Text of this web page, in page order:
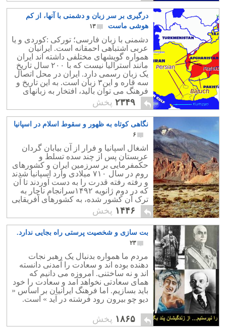
درگیری بر سر زبان و دشمنی با آنها، از کم
هوشی ماست
۱۳
دشمنی با زبان فارسی؛ تورکی :کوردی و یا
عربی اشتباهی احمقانه است. ایرانیان
همواره گویشهای مختلفی داشته اند ایران
مانند استرالیا نیست که با ۲۰۰ سال تاریخ
یک زبان رسمی دارد. ایران در محل اتصال
سه قاره و این۳ زبان است. به این تاریخ و
فرهنگ می توان بالید، افتخار به زبانهای
مادری ما، احترام به خود ماست.
۲۳۴۹ پخش
نگاهی کوتاه به ظهور و سقوط اسلام در اسپانیا
۶
اشغال اسپانیا و فرار از آن بیابان گردان
عربستان پس از چند سده تسلط و
حکمفرمایی بر سرزمین ایران و کشورهای
روم در سال ۷۱۰ میلادی وارد اسپانیا شدند
و رفته رفته قدرت را به دست آوردند تا آن
که در دوم ژانویه ۱۴۹۲سرانجام ناچار به
ترک آن کشور شده، به کشورهای آفریقایی
مانند مراکش و تونس مهاجرت کردند..
۱۴۴۶ پخش
بت سازی و شخصیت پرستی راه بجایی ندارد.
۲۳
مردم ما همواره بدنبال یک رهبر نجات
دهنده بوده اند و سعادت را آمدنی دانسته
اند و نه ساختنی. امروزه می دانیم که
همای سعادتی نخواهد آمد و سعادت را خود
باید بسازیم. اما فرهنگ ایرانیان بر اساس «
دیو چو بیرون رود فرشته در آید » است.
۱۸۶۵ پخش